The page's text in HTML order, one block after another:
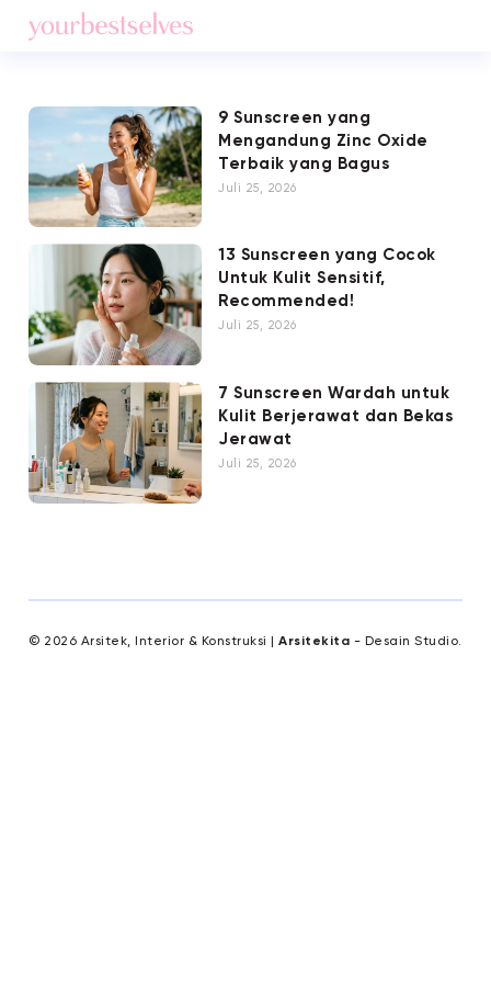
9 Sunscreen yang
Mengandung Zinc Oxide
Terbaik yang Bagus
Juli 25, 2026
13 Sunscreen yang Cocok
Untuk Kulit Sensitif,
Recommended!
Juli 25, 2026
7 Sunscreen Wardah untuk
Kulit Berjerawat dan Bekas
Jerawat
Juli 25, 2026
© 2026 Arsitek, Interior & Konstruksi |Arsitekita - Desain Studio.